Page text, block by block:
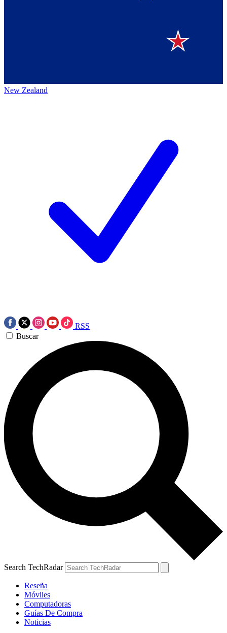
New Zealand
RSS
Buscar
Search TechRadar
Reseña
Móviles
Computadoras
Guías De Compra
Noticias